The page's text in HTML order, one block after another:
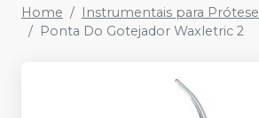
Home Instrumentais para Prótese
Ponta Do Gotejador Waxletric 2